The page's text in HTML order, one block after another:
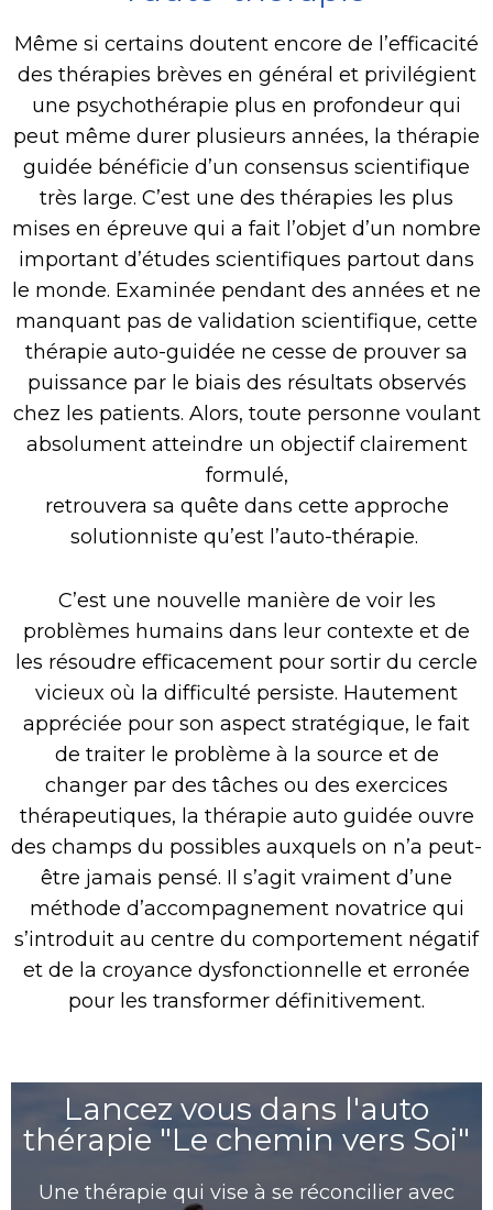
Même si certains doutent encore de l’efficacité
des thérapies brèves en général et privilégient
une psychothérapie plus en profondeur qui
peut même durer plusieurs années, la thérapie
guidée bénéficie d’un consensus scientifique
très large. C’est une des thérapies les plus
mises en épreuve qui a fait l’objet d’un nombre
important d’études scientifiques partout dans
le monde. Examinée pendant des années et ne
manquant pas de validation scientifique, cette
thérapie auto-guidée ne cesse de prouver sa
puissance par le biais des résultats observés
chez les patients. Alors, toute personne voulant
absolument atteindre un objectif clairement
formulé,
retrouvera sa quête dans cette approche
solutionniste qu’est l’auto-thérapie.
C’est une nouvelle manière de voir les
problèmes humains dans leur contexte et de
les résoudre efficacement pour sortir du cercle
vicieux où la difficulté persiste. Hautement
appréciée pour son aspect stratégique, le fait
de traiter le problème à la source et de
changer par des tâches ou des exercices
thérapeutiques, la thérapie auto guidée ouvre
des champs du possibles auxquels on n’a peut-
être jamais pensé. Il s’agit vraiment d’une
méthode d’accompagnement novatrice qui
s’introduit au centre du comportement négatif
et de la croyance dysfonctionnelle et erronée
pour les transformer définitivement.
Lancez vous dans l'auto
thérapie "Le chemin vers Soi"
Une thérapie qui vise à se réconcilier avec